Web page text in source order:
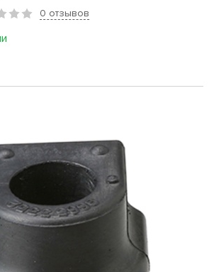
0 отзывов